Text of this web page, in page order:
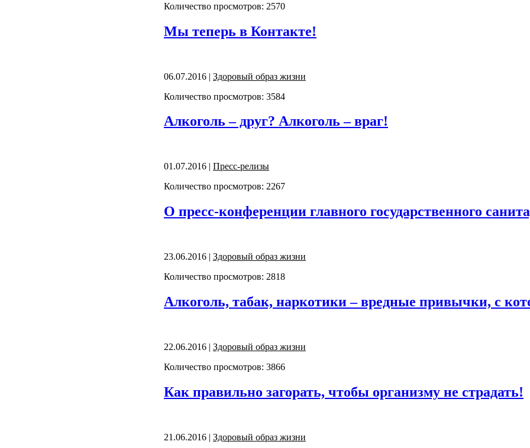
Количество просмотров: 2570
Мы теперь в Контакте!
06.07.2016 | Здоровый образ жизни
Количество просмотров: 3584
Алкоголь – друг? Алкоголь – враг!
01.07.2016 | Пресс-релизы
Количество просмотров: 2267
О пресс-конференции главного государственного
23.06.2016 | Здоровый образ жизни
Количество просмотров: 2818
Алкоголь, табак, наркотики – вредные привычки, с
22.06.2016 | Здоровый образ жизни
Количество просмотров: 3866
Как правильно загорать, чтобы организму не страдать!
21.06.2016 | Здоровый образ жизни